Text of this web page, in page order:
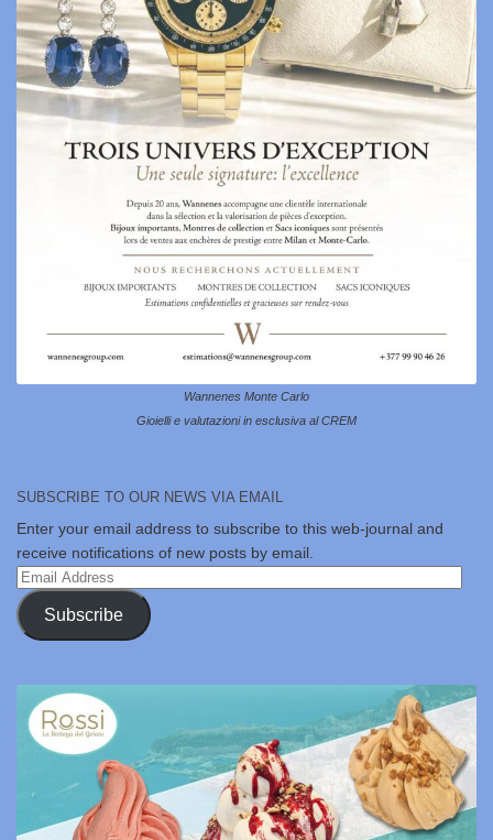
Wannenes Monte Carlo
Gioielli e valutazioni in esclusiva al CREM
SUBSCRIBE TO OUR NEWS VIA EMAIL
Enter your email address to subscribe to this web-journal and
receive notifications of new posts by email.
Email
Address
Subscribe